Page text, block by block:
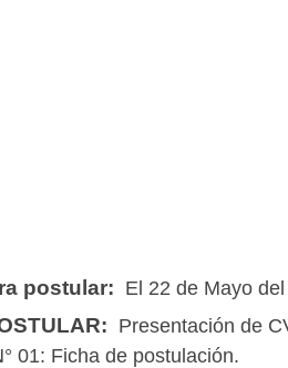
postular: El 22 de Mayo
Presentación de
01: Ficha de postulación.